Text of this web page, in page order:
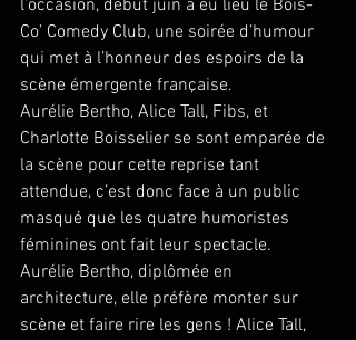
l’occasion, début juin a eu lieu le Bois-
Co’ Comedy Club, une soirée d’humour
qui met à l’honneur des espoirs de la
scène émergente française.
Aurélie Bertho, Alice Tall, Fibs, et
Charlotte Boisselier se sont emparée de
la scène pour cette reprise tant
attendue, c’est donc face à un public
masqué que les quatre humoristes
féminines ont fait leur spectacle.
Aurélie Bertho, diplômée en
architecture, elle préfère monter sur
scène et faire rire les gens ! Alice Tall,